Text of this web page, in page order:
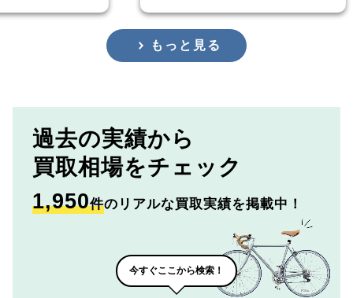
もっと見る
過去の実績から
買取相場をチェック
1,950件のリアルな買取実績を掲載中！
今すぐここから検索！